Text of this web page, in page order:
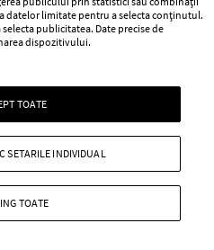
ONJN nr. 821/25.09.2025.
interzise minorilor.
Romania SRL
datelor limitate pentru a selecta conținutul.
publicitatea. Date precise de
dispozitivului.
TOATE
TOATE
SETARILE INDIVIDUAL